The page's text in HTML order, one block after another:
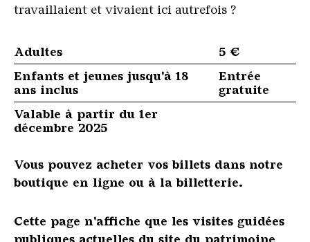
travaillaient et vivaient ici autrefois ?
Adultes
5 €
Enfants et jeunes jusqu'à 18
ans inclus
Entrée
gratuite
Valable à partir du 1er
décembre 2025
Vous pouvez acheter vos billets dans notre
boutique en ligne ou à la billetterie.
Cette page n'affiche que les visites guidées
publiques actuelles du site du patrimoine